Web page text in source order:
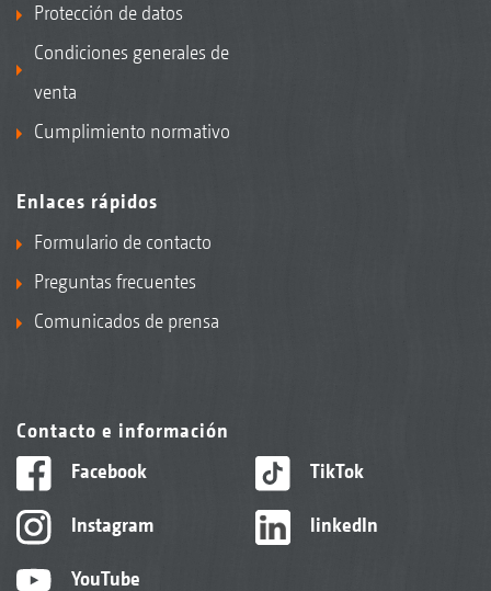
Protección de datos
Condiciones generales de
venta
Cumplimiento normativo
Enlaces rápidos
Formulario de contacto
Preguntas frecuentes
Comunicados de prensa
Contacto e información
Facebook
Instagram
YouTube
TikTok
linkedIn